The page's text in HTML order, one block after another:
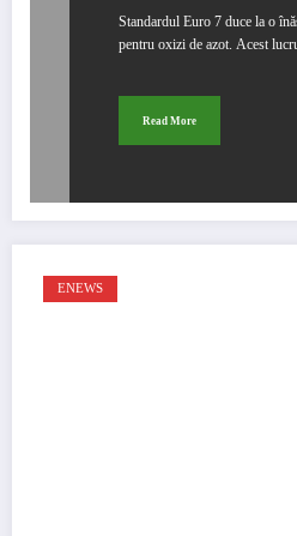
Standardul Euro 7 duce la o
pentru oxizi de azot. Acest
Read More
ENEWS